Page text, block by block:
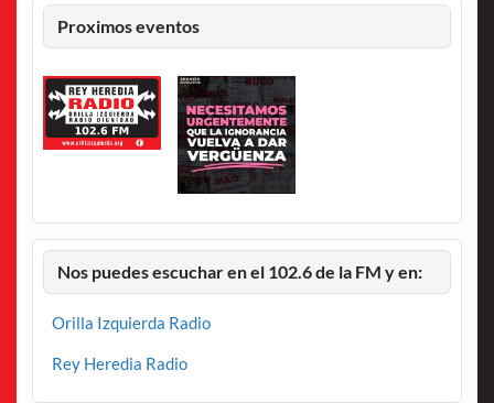
Proximos eventos
Nos puedes escuchar en el 102.6 de la FM y en:
Orilla Izquierda Radio
Rey Heredia Radio